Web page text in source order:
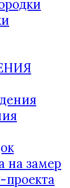
на замер
проекта